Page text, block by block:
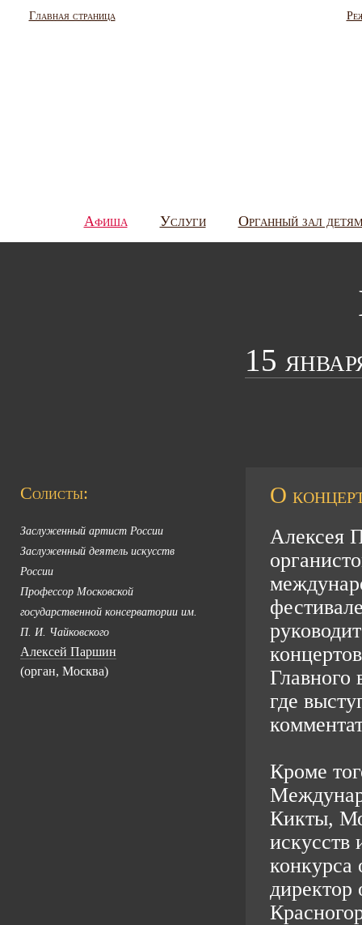
Главная страница
Афиша Услуги Органный зал
15
Солисты:
Заслуженный артист России
Заслуженный деятель искусств
России
Профессор Московской
государственной консерватории им.
П. И. Чайковского
Алексей Паршин
(орган, Москва)
О
Алексея
Главного
где
Кроме
Кикты,
конкурса
директор